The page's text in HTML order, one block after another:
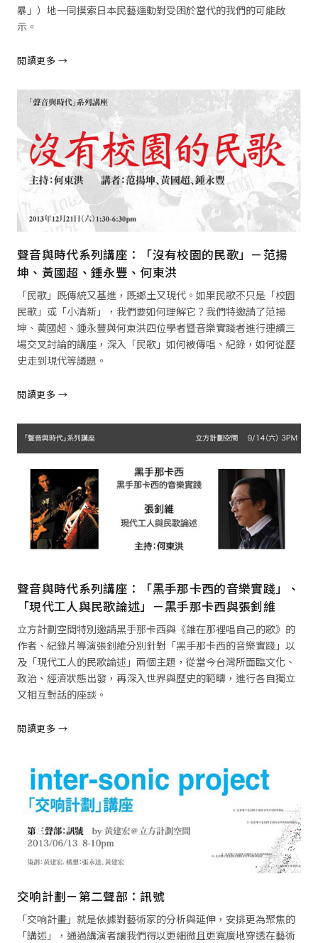
暴」）地一同摸索日本民藝運動對受困於當代的我們的可能啟
示。
閱讀更多 →
聲音與時代系列講座：「沒有校園的民歌」－范揚
坤、黃國超、鍾永豐、何東洪
「民歌」既傳統又基進，既鄉土又現代。如果民歌不只是「校園
民歌」或「小清新」，我們要如何理解它？我們特邀請了范揚
坤、黃國超、鍾永豐與何東洪四位學者暨音樂實踐者進行連續三
場交叉討論的講座，深入「民歌」如何被傳唱、紀錄，如何從歷
史走到現代等議題。
閱讀更多 →
聲音與時代系列講座：「黑手那卡西的音樂實踐」、
「現代工人與民歌論述」－黑手那卡西與張釗維
立方計劃空間特別邀請黑手那卡西與《誰在那裡唱自己的歌》的
作者、紀錄片導演張釗維分別針對「黑手那卡西的音樂實踐」以
及「現代工人的民歌論述」兩個主題，從當今台灣所面臨文化、
政治、經濟狀態出發，再深入世界與歷史的範疇，進行各自獨立
又相互對話的座談。
閱讀更多 →
交响計劃－第二聲部：訊號
「交响計畫」就是依據對藝術家的分析與延伸，安排更為聚焦的
「講述」，通過講演者讓我們得以更細微且更寬廣地穿透在藝術